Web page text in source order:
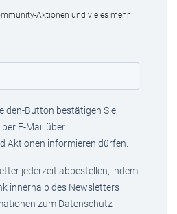
Aktionen und vieles mehr
Button bestätigen Sie,
E-Mail über
Aktionen informieren dürfen.
jederzeit abbestellen, indem
innerhalb des Newsletters
zum Datenschutz